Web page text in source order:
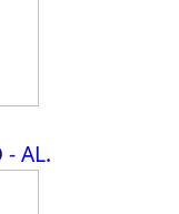
- AL.